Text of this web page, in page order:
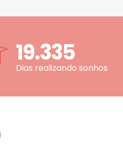
19.335
Dias realizando sonhos